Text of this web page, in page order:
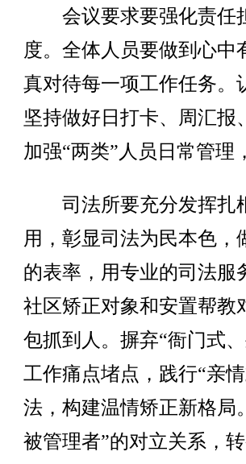
会议要求要强化责任
度。全体人员要做到心中
真对待每一项工作任务。
坚持做好日打卡、周汇报
加强“两类”人员日常管理
司法所要充分发挥扎
用，彰显司法为民本色，
的表率，用专业的司法服
社区矫正对象和安置帮教
包抓到人。摒弃“衙门式
工作痛点堵点，践行“亲
法，构建温情矫正新格局
被管理者”的对立关系，